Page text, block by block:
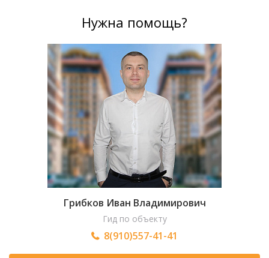
Нужна помощь?
Грибков Иван Владимирович
Гид по объекту
8(910)557-41-41